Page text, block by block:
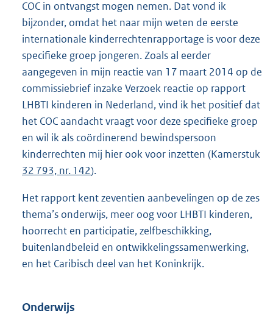
COC in ontvangst mogen nemen. Dat vond ik
bijzonder, omdat het naar mijn weten de eerste
internationale kinderrechtenrapportage is voor deze
specifieke groep jongeren. Zoals al eerder
aangegeven in mijn reactie van 17 maart 2014 op de
commissiebrief inzake Verzoek reactie op rapport
LHBTI kinderen in Nederland, vind ik het positief dat
het COC aandacht vraagt voor deze specifieke groep
en wil ik als coördinerend bewindspersoon
kinderrechten mij hier ook voor inzetten (Kamerstuk
32 793, nr. 142).
Het rapport kent zeventien aanbevelingen op de zes
thema’s onderwijs, meer oog voor LHBTI kinderen,
hoorrecht en participatie, zelfbeschikking,
buitenlandbeleid en ontwikkelingssamenwerking,
en het Caribisch deel van het Koninkrijk.
Onderwijs